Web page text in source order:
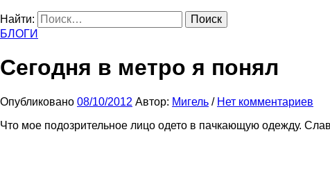
Найти:
БЛОГИ
Сегодня в метро я понял
Опубликовано 08/10/2012 Автор: Мигель / Нет комментариев
Что мое подозрительное лицо одето в пачкающую одежду.